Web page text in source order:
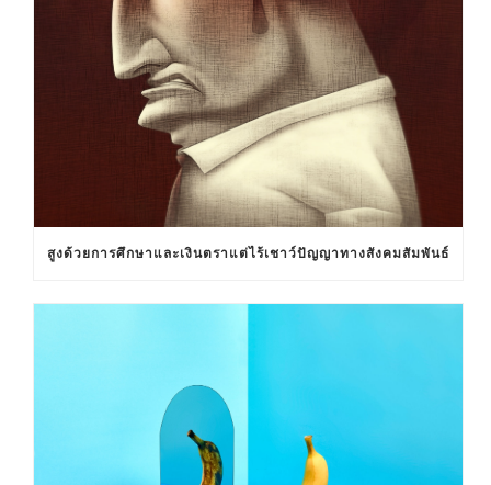
สูงด้วยการศึกษาและเงินตราแต่ไร้เชาว์ปัญญาทางสังคมสัมพันธ์